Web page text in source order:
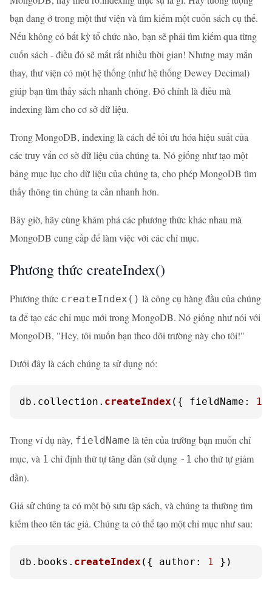
bạn đang ở trong một thư viện và tìm kiếm một cuốn sách cụ thể.
Nếu không có bất kỳ tổ chức nào, bạn sẽ phải tìm kiếm qua từng
cuốn sách - điều đó sẽ mất rất nhiều thời gian! Nhưng may mắn
thay, thư viện có một hệ thống (như hệ thống Dewey Decimal)
giúp bạn tìm thấy sách nhanh chóng. Đó chính là điều mà
indexing làm cho cơ sở dữ liệu.
Trong MongoDB, indexing là cách để tối ưu hóa hiệu suất của
các truy vấn cơ sở dữ liệu của chúng ta. Nó giống như tạo một
bảng mục lục cho dữ liệu của chúng ta, cho phép MongoDB tìm
thấy thông tin chúng ta cần nhanh hơn.
Bây giờ, hãy cùng khám phá các phương thức khác nhau mà
MongoDB cung cấp để làm việc với các chỉ mục.
Phương thức createIndex()
Phương thức createIndex() là công cụ hàng đầu của chúng
ta để tạo các chỉ mục mới trong MongoDB. Nó giống như nói với
MongoDB, "Hey, tôi muốn bạn theo dõi trường này cho tôi!"
Dưới đây là cách chúng ta sử dụng nó:
db. collection . createIndex ({ fieldName : 1
Trong ví dụ này, fieldName là tên của trường bạn muốn chỉ
mục, và 1 chỉ định thứ tự tăng dần (sử dụng -1 cho thứ tự giảm
dần).
Giả sử chúng ta có một bộ sưu tập sách, và chúng ta thường tìm
kiếm theo tên tác giả. Chúng ta có thể tạo một chỉ mục như sau:
db. books . createIndex ({ author : 1 })